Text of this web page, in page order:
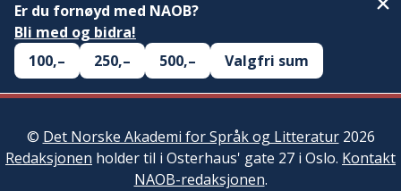
Er du fornøyd med NAOB?
Bli med og bidra!
100,–
250,– 500,– Valgfri sum
© Det Norske Akademi for Språk og Litteratur2026
Redaksjonen holder til i Osterhaus' gate 27 i Oslo. Kontakt
NAOB-redaksjonen.